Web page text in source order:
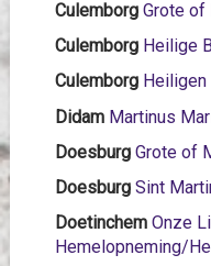
CulemborgGrote of
Culemborg Heilige
Culemborg Heiligen
Didam Martinus
Doesburg Grote of
Doesburg Sint
Doetinchem Onze
Hemelopneming/